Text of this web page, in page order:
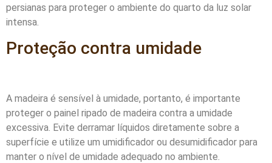
persianas para proteger o ambiente do quarto da luz solar
intensa.
Proteção contra umidade
A madeira é sensível à umidade, portanto, é importante
proteger o painel ripado de madeira contra a umidade
excessiva. Evite derramar líquidos diretamente sobre a
superfície e utilize um umidificador ou desumidificador para
manter o nível de umidade adequado no ambiente.